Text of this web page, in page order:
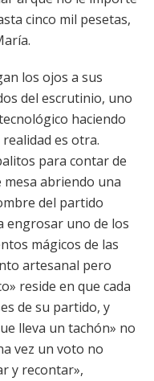
cinco mil pesetas,
los ojos a sus
del escrutinio, uno
haciendo
es otra.
para contar de
mesa abriendo una
del partido
engrosar uno de los
mágicos de las
artesanal pero
reside en que cada
de su partido, y
lleva un tachón» no
vez un voto no
y recontar»,